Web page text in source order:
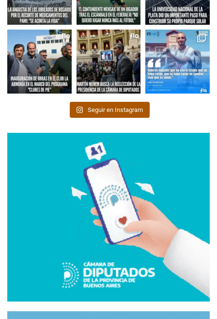
Seguir en Instagram